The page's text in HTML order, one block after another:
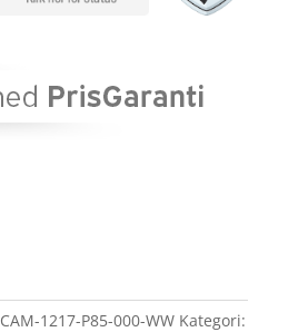
CAM-1217-P85-000-WW Kategori: